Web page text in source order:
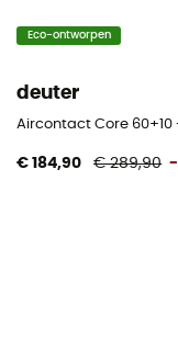
Eco-ontworpen
deuter
Aircontact Core
€ 184,90 € 289,90 -